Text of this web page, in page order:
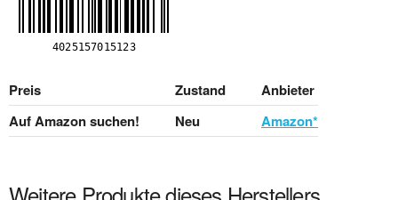
Preis Zustand
Anbieter
Auf Amazon suchen!
Neu Amazon*
Weitere Produkte dieses Herstellers